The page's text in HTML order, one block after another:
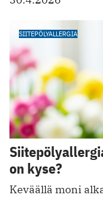
SIITEPÖLYALLERGIA
on kyse?
Keväällä moni